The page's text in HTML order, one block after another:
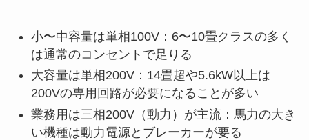
小〜中容量は単相100V：6〜10畳クラスの多く
は通常のコンセントで足りる
大容量は単相200V：14畳超や5.6kW以上は
200Vの専用回路が必要になることが多い
業務用は三相200V（動力）が主流：馬力の大き
い機種は動力電源とブレーカーが要る